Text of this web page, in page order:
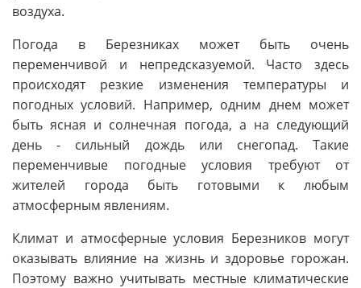
воздуха.
Погода в Березниках может быть очень
переменчивой и непредсказуемой. Часто здесь
происходят резкие изменения температуры и
погодных условий. Например, одним днем может
быть ясная и солнечная погода, а на следующий
день - сильный дождь или снегопад. Такие
переменчивые погодные условия требуют от
жителей города быть готовыми к любым
атмосферным явлениям.
Климат и атмосферные условия Березников могут
оказывать влияние на жизнь и здоровье горожан.
Поэтому важно учитывать местные климатические